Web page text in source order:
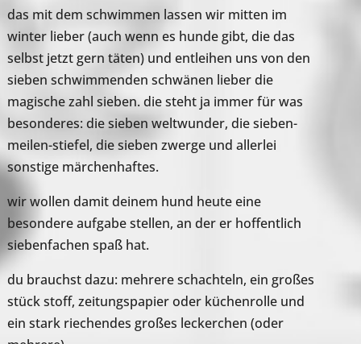
das mit dem schwimmen lassen wir mitten im
winter lieber (auch wenn es hunde gibt, die das
selbst jetzt gern täten) und entleihen uns von den
sieben schwimmenden schwänen lieber die
magische zahl sieben. die steht ja immer für was
besonderes: die sieben weltwunder, die sieben-
meilen-stiefel, die sieben zwerge und allerlei
sonstige märchenhaftes.
wir wollen damit deinem hund heute eine
besondere aufgabe stellen, an der er hoffentlich
siebenfachen spaß hat.
du brauchst dazu: mehrere schachteln, ein großes
stück stoff, zeitungspapier oder küchenrolle und
ein stark riechendes großes leckerchen (oder